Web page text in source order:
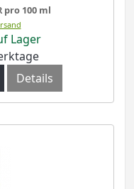
pro 100 ml
Lager
Details